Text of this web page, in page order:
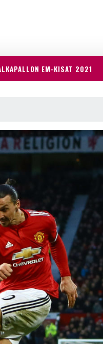
EM-KISAT 2021